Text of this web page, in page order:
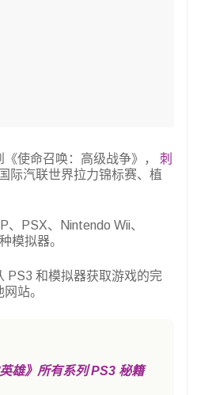
使命召唤：高级战争》， 刺
际汽联世界拉力锦标赛、植
、PSX、Nintendo Wii、
模拟器。
PS3 和模拟器获取游戏的完
站。
雄》所有系列 PS3 秘籍